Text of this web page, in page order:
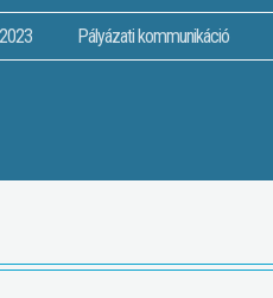
Pályázati kommunikáció